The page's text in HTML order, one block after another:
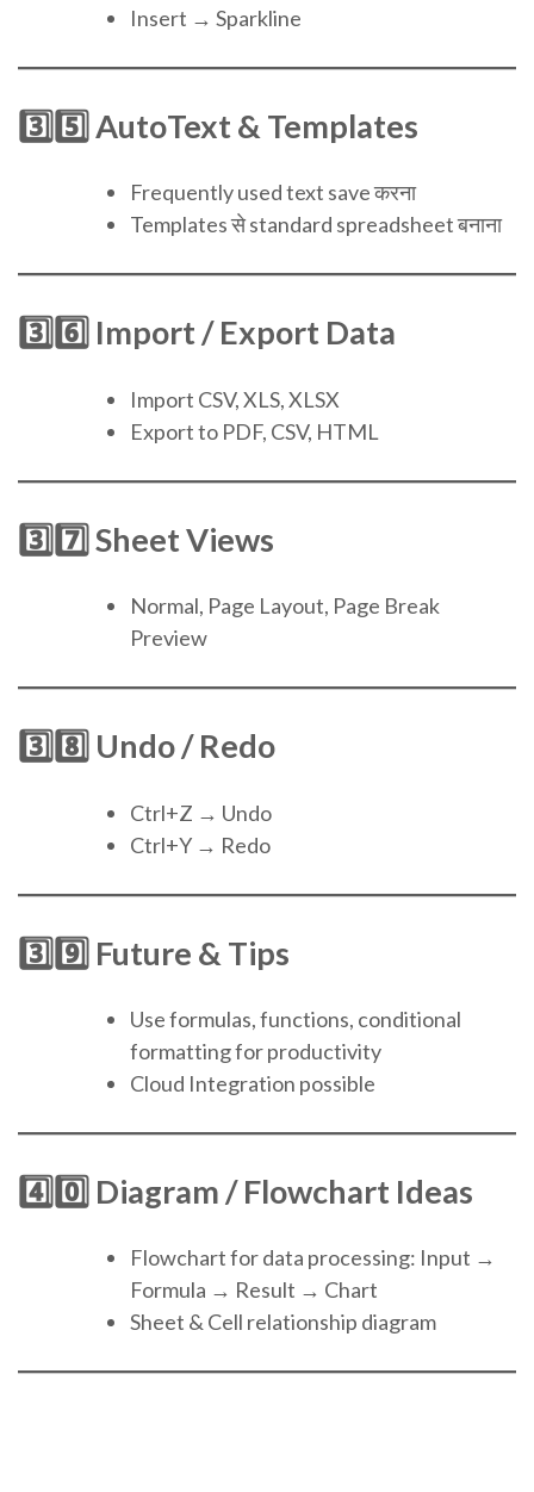
Insert → Sparkline
3️⃣5️⃣ AutoText & Templates
Frequently used text save करना
Templates से standard spreadsheet बनाना
3️⃣6️⃣ Import / Export Data
Import CSV, XLS, XLSX
Export to PDF, CSV, HTML
3️⃣7️⃣ Sheet Views
Normal, Page Layout, Page Break
Preview
3️⃣8️⃣ Undo / Redo
Ctrl+Z → Undo
Ctrl+Y → Redo
3️⃣9️⃣ Future & Tips
Use formulas, functions, conditional
formatting for productivity
Cloud Integration possible
4️⃣0️⃣ Diagram / Flowchart Ideas
Flowchart for data processing: Input →
Formula → Result → Chart
Sheet & Cell relationship diagram